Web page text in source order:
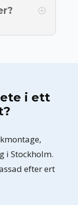
i ett
i Stockholm.
efter ert